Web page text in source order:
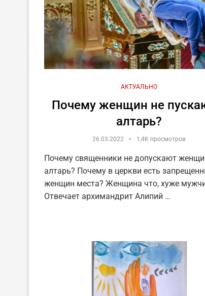
АКТУАЛЬНО
Почему женщин не
алтарь?
26.03.2022 1,4K просмотров
Почему священники не допускают
алтарь? Почему в церкви есть
женщин места? Женщина что, хуже
Отвечает архимандрит Алипий …